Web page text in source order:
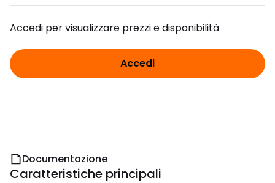
Accedi per visualizzare prezzi e disponibilità
Accedi
Documentazione
Caratteristiche principali